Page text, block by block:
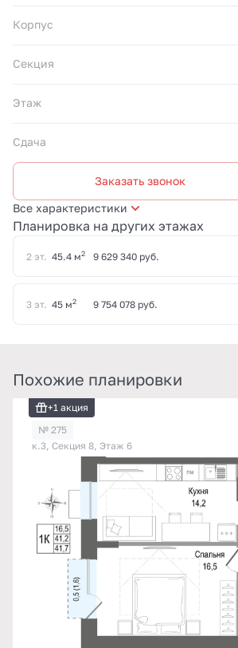
Корпус
Секция
Этаж
Сдача
Заказать звонок
Все характеристики
Планировка на других этажах
2 эт. 45.4 м2 9 629 340 руб.
3 эт. 45 м2 9 754 078 руб.
Похожие планировки
+1 акция
№ 275
к.3, Секция 8, Этаж 6